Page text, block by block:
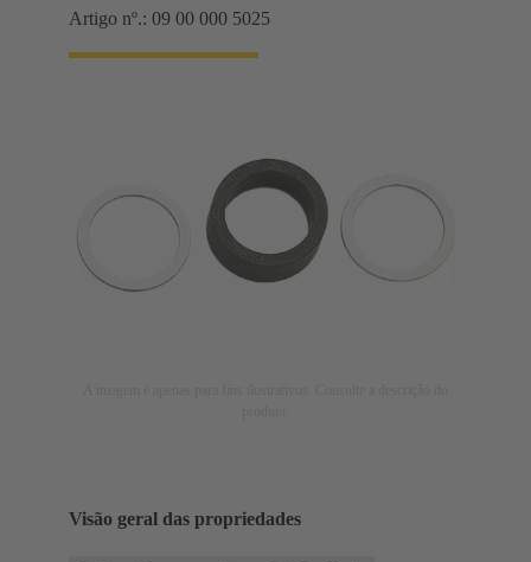
Artigo nº.: 09 00 000 5025
Visão geral das propriedades